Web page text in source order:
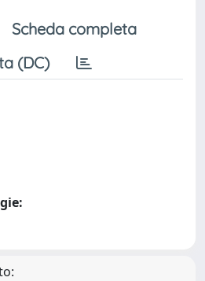
Scheda completa
(DC)